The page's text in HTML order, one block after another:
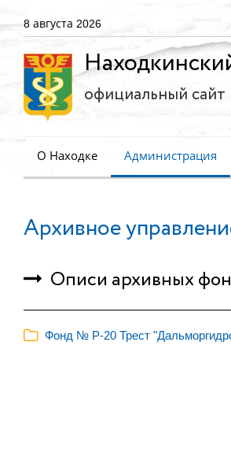
8 августа 2026
официальный сайт
О Находке Администрация
Архивное
Описи архивных
Фонд № Р-20 Трест